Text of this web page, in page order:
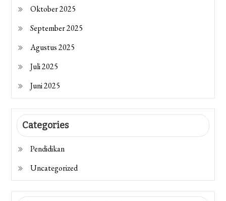
Oktober 2025
September 2025
Agustus 2025
Juli 2025
Juni 2025
Categories
Pendidikan
Uncategorized